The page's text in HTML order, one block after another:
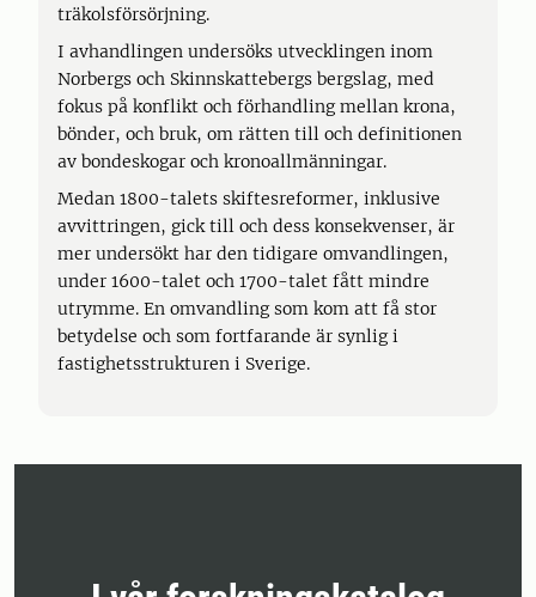
träkolsförsörjning.
I avhandlingen undersöks utvecklingen inom
Norbergs och Skinnskattebergs bergslag, med
fokus på konflikt och förhandling mellan krona,
bönder, och bruk, om rätten till och definitionen
av bondeskogar och kronoallmänningar.
Medan 1800-talets skiftesreformer, inklusive
avvittringen, gick till och dess konsekvenser, är
mer undersökt har den tidigare omvandlingen,
under 1600-talet och 1700-talet fått mindre
utrymme. En omvandling som kom att få stor
betydelse och som fortfarande är synlig i
fastighetsstrukturen i Sverige.